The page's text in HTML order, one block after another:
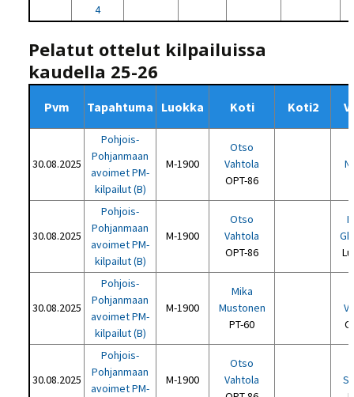
4
Pelatut ottelut kilpailuissa
kaudella 25-26
Pvm Tapahtuma Luokka Koti Koti2
30.08.2025
Pohjois-
Pohjanmaan
avoimet PM-
kilpailut (B)
M-1900
Otso
Vahtola
OPT-86
30.08.2025
Pohjois-
Pohjanmaan
avoimet PM-
kilpailut (B)
M-1900
Otso
Vahtola
OPT-86
30.08.2025
Pohjois-
Pohjanmaan
avoimet PM-
kilpailut (B)
M-1900
Mika
Mustonen
PT-60
30.08.2025
Pohjois-
Pohjanmaan
avoimet PM-
M-1900
Otso
Vahtola